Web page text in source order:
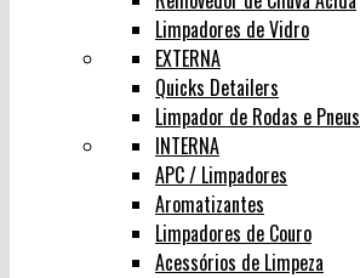
Limpadores de Vidro
EXTERNA
Quicks Detailers
Limpador de Rodas e Pneus
INTERNA
APC / Limpadores
Aromatizantes
Limpadores de Couro
Acessórios de Limpeza